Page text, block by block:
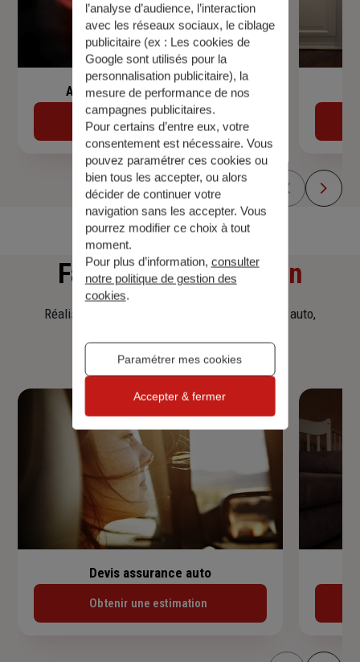
Assurance de prêt immobilier
Découvrir
Faitesune simulation
Réalisez une simulation tarifaire d'assurance, auto,
Devis assurance auto
Obtenir une estimation
l’analyse d’audience, l’interaction
avec les réseaux sociaux, le ciblage
publicitaire (ex : Les cookies de
Google sont utilisés pour la
personnalisation publicitaire), la
mesure de performance de nos
campagnes publicitaires.
Pour certains d’entre eux, votre
consentement est nécessaire. Vous
pouvez paramétrer ces cookies ou
bien tous les accepter, ou alors
décider de continuer votre
navigation sans les accepter. Vous
pourrez modifier ce choix à tout
moment.
Pour plus d’information, consulter
notre politique de gestion des
cookies.
Paramétrer mes cookies
Accepter & fermer